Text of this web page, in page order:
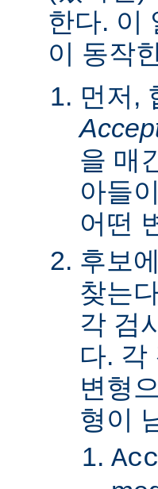
한다. 이
이 동작
먼저,
을 매
아들
어떤
후보
찾는
각 검
다. 각
변형
형이